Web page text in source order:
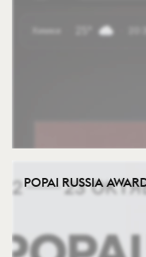
POPAI RUSSIA